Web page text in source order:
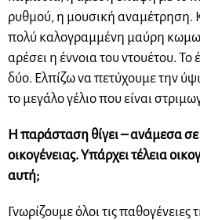
ρυθμού, η μουσική αναμέτρηση.
πολύ καλογραμμένη μαύρη
αρέσει η έννοια του ντουέτου. Το
δύο. Ελπίζω να πετύχουμε την
το μεγάλο γέλιο που είναι
Η παράσταση θίγει – ανάμεσα σε
οικογένειας. Υπάρχει τέλεια
αυτή;
Γνωρίζουμε όλοι τις παθογένειες